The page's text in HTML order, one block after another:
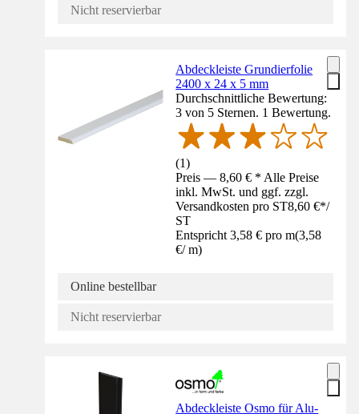
Nicht reservierbar
Abdeckleiste Grundierfolie
2400 x 24 x 5 mm
Durchschnittliche Bewertung:
3 von 5 Sternen. 1 Bewertung.
(1)
Preis — 8,60 € * Alle Preise
inkl. MwSt. und ggf. zzgl.
Versandkosten pro ST8,60 €*/
ST
Entspricht 3,58 € pro m(3,58
€/ m)
Online bestellbar
Nicht reservierbar
Abdeckleiste Osmo für Alu-